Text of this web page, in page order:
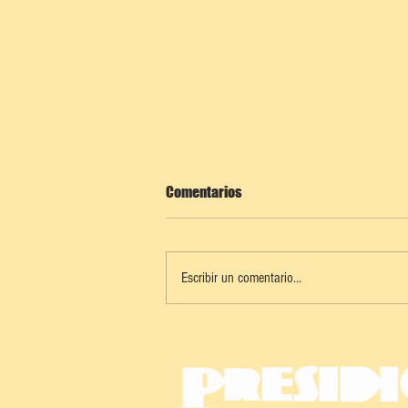
Comentarios
Escribir un comentario...